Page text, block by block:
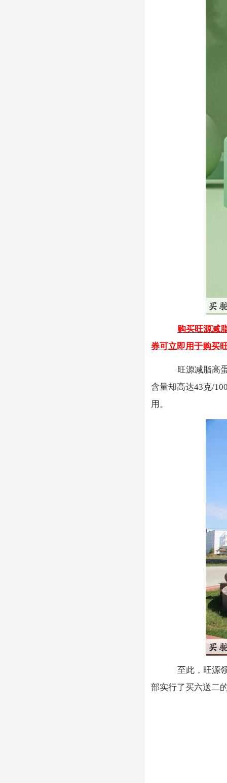
购买旺源减
券可立即用于购买
旺源减脂高
含量却高达43克/
用。
至此，旺源
部实行了买六送二